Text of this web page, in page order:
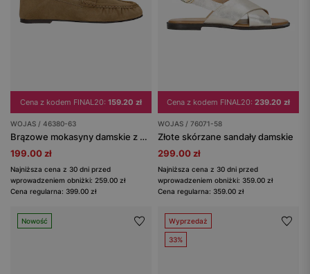
Cena z kodem FINAL20: 159.20 zł
WOJAS / 46380-63
Brązowe mokasyny damskie z dwoiny
199.00 zł
Najniższa cena z 30 dni przed
wprowadzeniem obniżki: 259.00 zł
Cena regularna: 399.00 zł
Cena z kodem FINAL20: 239.20 zł
WOJAS / 76071-58
Złote skórzane sandały damskie
299.00 zł
Najniższa cena z 30 dni przed
wprowadzeniem obniżki: 359.00 zł
Cena regularna: 359.00 zł
Nowość Wyprzedaż
33%